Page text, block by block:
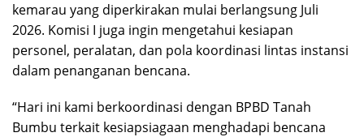
kemarau yang diperkirakan mulai berlangsung Juli
2026. Komisi I juga ingin mengetahui kesiapan
personel, peralatan, dan pola koordinasi lintas instansi
dalam penanganan bencana.
“Hari ini kami berkoordinasi dengan BPBD Tanah
Bumbu terkait kesiapsiagaan menghadapi bencana